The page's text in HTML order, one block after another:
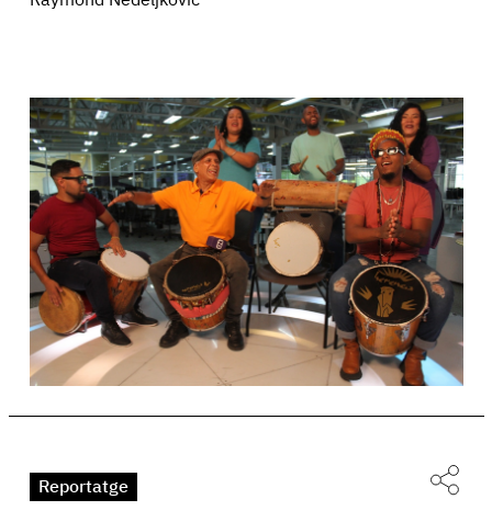
Reportatge